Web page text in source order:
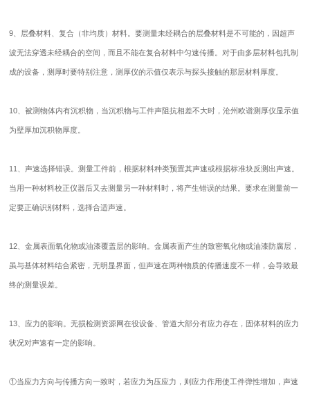
9、层叠材料、复合（非均质）材料。要测量未经耦合的层叠材料是不可能的，因超声
波无法穿透未经耦合的空间，而且不能在复合材料中匀速传播。对于由多层材料包扎制
成的设备，测厚时要特别注意，测厚仪的示值仅表示与探头接触的那层材料厚度。
10、被测物体内有沉积物，当沉积物与工件声阻抗相差不大时，沧州欧谱测厚仪显示值
为壁厚加沉积物厚度。
11、声速选择错误。测量工件前，根据材料种类预置其声速或根据标准块反测出声速。
当用一种材料校正仪器后又去测量另一种材料时，将产生错误的结果。要求在测量前一
定要正确识别材料，选择合适声速。
12、金属表面氧化物或油漆覆盖层的影响。金属表面产生的致密氧化物或油漆防腐层，
虽与基体材料结合紧密，无明显界面，但声速在两种物质的传播速度不一样，会导致最
终的测量误差。
13、应力的影响。无损检测资源网在役设备、管道大部分有应力存在，固体材料的应力
状况对声速有一定的影响。
①当应力方向与传播方向一致时，若应力为压应力，则应力作用使工件弹性增加，声速